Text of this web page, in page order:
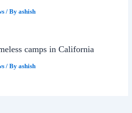
/ Byashish
camps in California
/ Byashish